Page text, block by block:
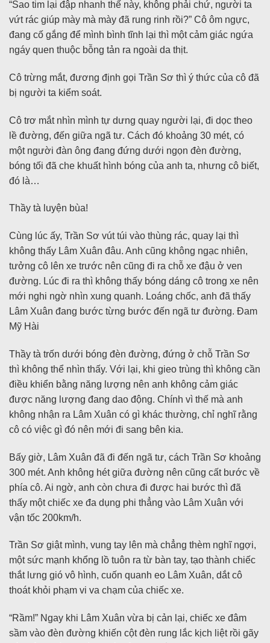
“Sao tim lại đập nhanh thế này, không phải chứ, người ta
vứt rác giúp mày mà mày đã rung rinh rồi?” Cô ôm ngực,
đang cố gắng để mình bình tĩnh lại thì một cảm giác ngứa
ngáy quen thuộc bỗng tản ra ngoài da thịt.
Cô trừng mắt, đương định gọi Trần Sơ thì ý thức của cô đã
bị người ta kiểm soát.
Cô trơ mắt nhìn mình tự dưng quay người lại, đi dọc theo
lề đường, đến giữa ngã tư. Cách đó khoảng 30 mét, có
một người đàn ông đang đứng dưới ngọn đèn đường,
bóng tối đã che khuất hình bóng của anh ta, nhưng cô biết,
đó là…
Thầy tà luyện bùa!
Cùng lúc ấy, Trần Sơ vút túi vào thùng rác, quay lại thì
không thấy Lâm Xuân đâu. Anh cũng không ngạc nhiên,
tưởng cô lên xe trước nên cũng đi ra chỗ xe đậu ở ven
đường. Lúc đi ra thì không thấy bóng dáng cô trong xe nên
mới nghi ngờ nhìn xung quanh. Loáng chốc, anh đã thấy
Lâm Xuân đang bước từng bước đến ngã tư đường. Đam
Mỹ Hài
Thầy tà trốn dưới bóng đèn đường, đứng ở chỗ Trần Sơ
thì không thể nhìn thấy. Với lại, khi gieo trùng thì không cần
điều khiển bằng năng lượng nên anh không cảm giác
được năng lượng đang dao động. Chính vì thế mà anh
không nhận ra Lâm Xuân có gì khác thường, chỉ nghĩ rằng
cô có việc gì đó nên mới đi sang bên kia.
Bấy giờ, Lâm Xuân đã đi đến ngã tư, cách Trần Sơ khoảng
300 mét. Anh không hét giữa đường nên cũng cất bước về
phía cô. Ai ngờ, anh còn chưa đi được hai bước thì đã
thấy một chiếc xe đa dụng phi thẳng vào Lâm Xuân với
vận tốc 200km/h.
Trần Sơ giật mình, vung tay lên mà chẳng thèm nghĩ ngợi,
một sức mạnh khổng lồ tuôn ra từ bàn tay, tạo thành chiếc
thắt lưng gió vô hình, cuốn quanh eo Lâm Xuân, dắt cô
thoát khỏi phạm vi va chạm của chiếc xe.
“Rầm!” Ngay khi Lâm Xuân vừa bị cản lại, chiếc xe đâm
sầm vào đèn đường khiến cột đèn rung lắc kịch liệt rồi gãy